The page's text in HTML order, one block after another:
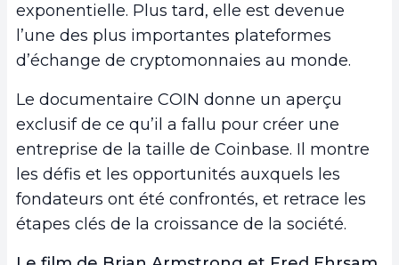
exponentielle. Plus tard, elle est devenue
l’une des plus importantes plateformes
d’échange de cryptomonnaies au monde.
Le documentaire COIN donne un aperçu
exclusif de ce qu’il a fallu pour créer une
entreprise de la taille de Coinbase. Il montre
les défis et les opportunités auxquels les
fondateurs ont été confrontés, et retrace les
étapes clés de la croissance de la société.